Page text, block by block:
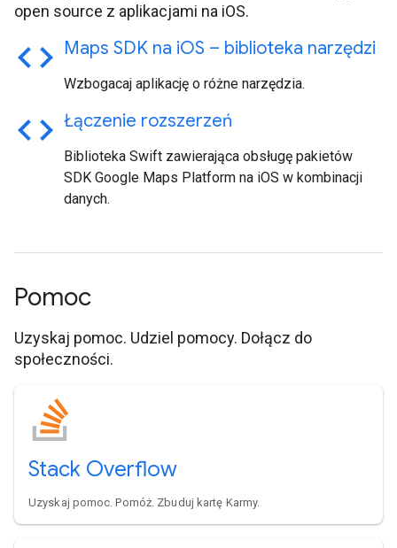
open source z aplikacjami na iOS.
code Maps SDK na iOS – biblioteka narzędzi
Wzbogacaj aplikację o różne narzędzia.
code Łączenie rozszerzeń
Biblioteka Swift zawierająca obsługę pakietów
SDK Google Maps Platform na iOS w kombinacji
danych.
Pomoc
Uzyskaj pomoc. Udziel pomocy. Dołącz do
społeczności.
Stack Overflow
Uzyskaj pomoc. Pomóż. Zbuduj kartę Karmy.